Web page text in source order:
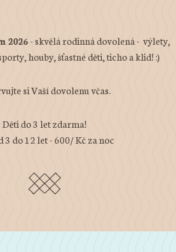
2026- skvělá rodinná dovolená - výlety,
houby, šťastné děti, ticho a klid! :)
si Vaší dovolenu včas.
Děti do 3 let zdarma!
3 do 12 let - 600/ Kč za noc